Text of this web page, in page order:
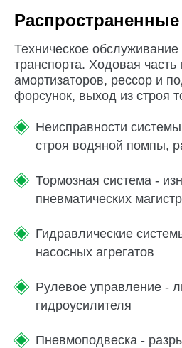
Техническое
транспорта. Ходовая
амортизаторов, рессор и
форсунок, выход из строя
Неисправности
строя водяной помпы,
Тормозная система -
пневматических
Гидравлические
насосных агрегатов
Рулевое управление -
гидроусилителя
Пневмоподвеска -